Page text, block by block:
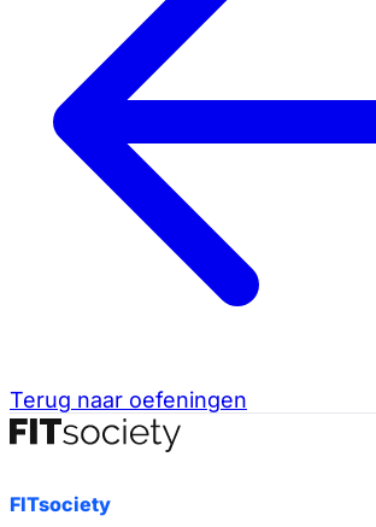
Terug naar oefeningen
FITsociety